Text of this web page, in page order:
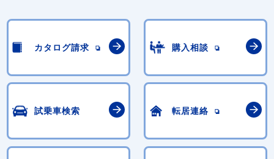
カタログ請求 購入相談
試乗車検索 転居連絡